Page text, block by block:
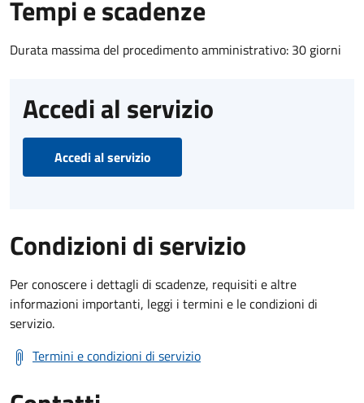
Tempi e scadenze
Durata massima del procedimento amministrativo: 30 giorni
Accedi al servizio
Accedi al servizio
Condizioni di servizio
Per conoscere i dettagli di scadenze, requisiti e altre
informazioni importanti, leggi i termini e le condizioni di
servizio.
Termini e condizioni di servizio